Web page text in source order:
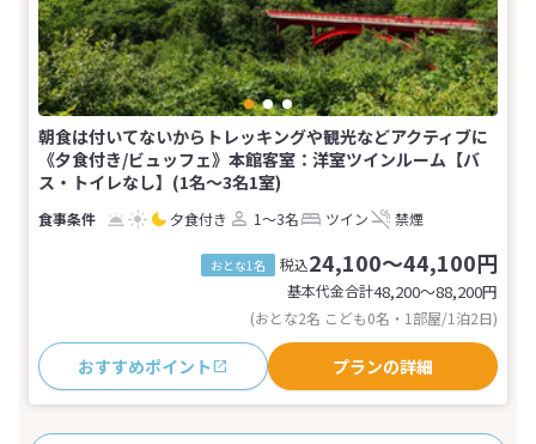
朝食は付いてないからトレッキングや観光などアクティブに
《夕食付き/ビュッフェ》本館客室：洋室ツインルーム【バ
ス・トイレなし】(1名～3名1室)
夕食付き 1～3名 ツイン 禁煙
おとな1名 税込24,100～44,100円
基本代金合計48,200〜88,200円
(おとな2名 こども0名・1部屋/1泊2日)
おすすめポイント プランの詳細